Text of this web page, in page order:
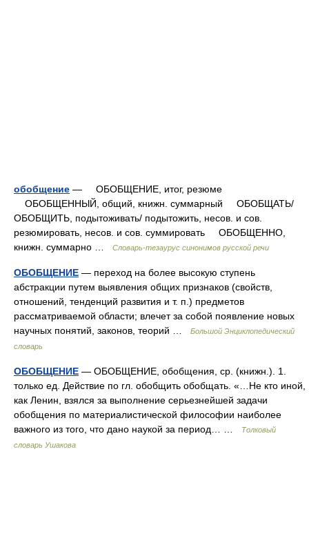
обобщение — ОБОБЩЕНИЕ, итог, резюме
ОБОБЩЕННЫЙ, общий, книжн. суммарный ОБОБЩАТЬ/
ОБОБЩИТЬ, подытоживать/ подытожить, несов. и сов.
резюмировать, несов. и сов. суммировать ОБОБЩЕННО,
книжн. суммарно …
Словарь-тезаурус синонимов русской речи
ОБОБЩЕНИЕ — переход на более высокую ступень
абстракции путем выявления общих признаков (свойств,
отношений, тенденций развития и т. п.) предметов
рассматриваемой области; влечет за собой появление новых
научных понятий, законов, теорий …
Большой Энциклопедический
словарь
ОБОБЩЕНИЕ — ОБОБЩЕНИЕ, обобщения, ср. (книжн.). 1.
только ед. Действие по гл. обобщить обобщать. «…Не кто иной,
как Ленин, взялся за выполнение серьезнейшей задачи
обобщения по материалистической философии наиболее
важного из того, что дано наукой за период… …
Толковый
словарь Ушакова